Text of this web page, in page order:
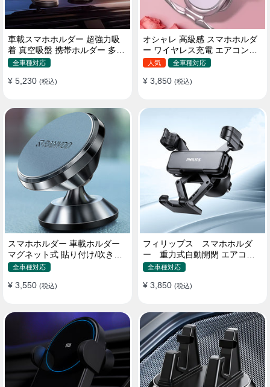
車載スマホホルダー 超強力吸
着 真空吸盤 携帯ホルダー 多角
度調整 360°回転な台座 車用ホ
カー用品 全機種対応
全車種対応
¥ 5,230 (税込)
オシャレ 高級感 スマホホルダ
ー ワイヤレス充電 エアコン吹
き出し口/ 吸盤タイプ 女性
人気 全車種対応
¥ 3,850 (税込)
スマホホルダー 車載ホルダー
マグネット式 貼り付け/吹き出
し口 合金 多機種対応
全車種対応
¥ 3,550 (税込)
フィリップス スマホホルダ
ー 重力式自動開閉 エアコン
吹き出し口用 クリップ式 車
全車種対応
¥ 3,850 (税込)